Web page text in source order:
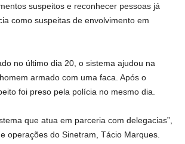
suspeitos e reconhecer pessoas já
como suspeitas de envolvimento em
no último dia 20, o sistema ajudou na
armado com uma faca. Após o
foi preso pela polícia no mesmo dia.
que atua em parceria com delegacias”,
operações do Sinetram, Tácio Marques.